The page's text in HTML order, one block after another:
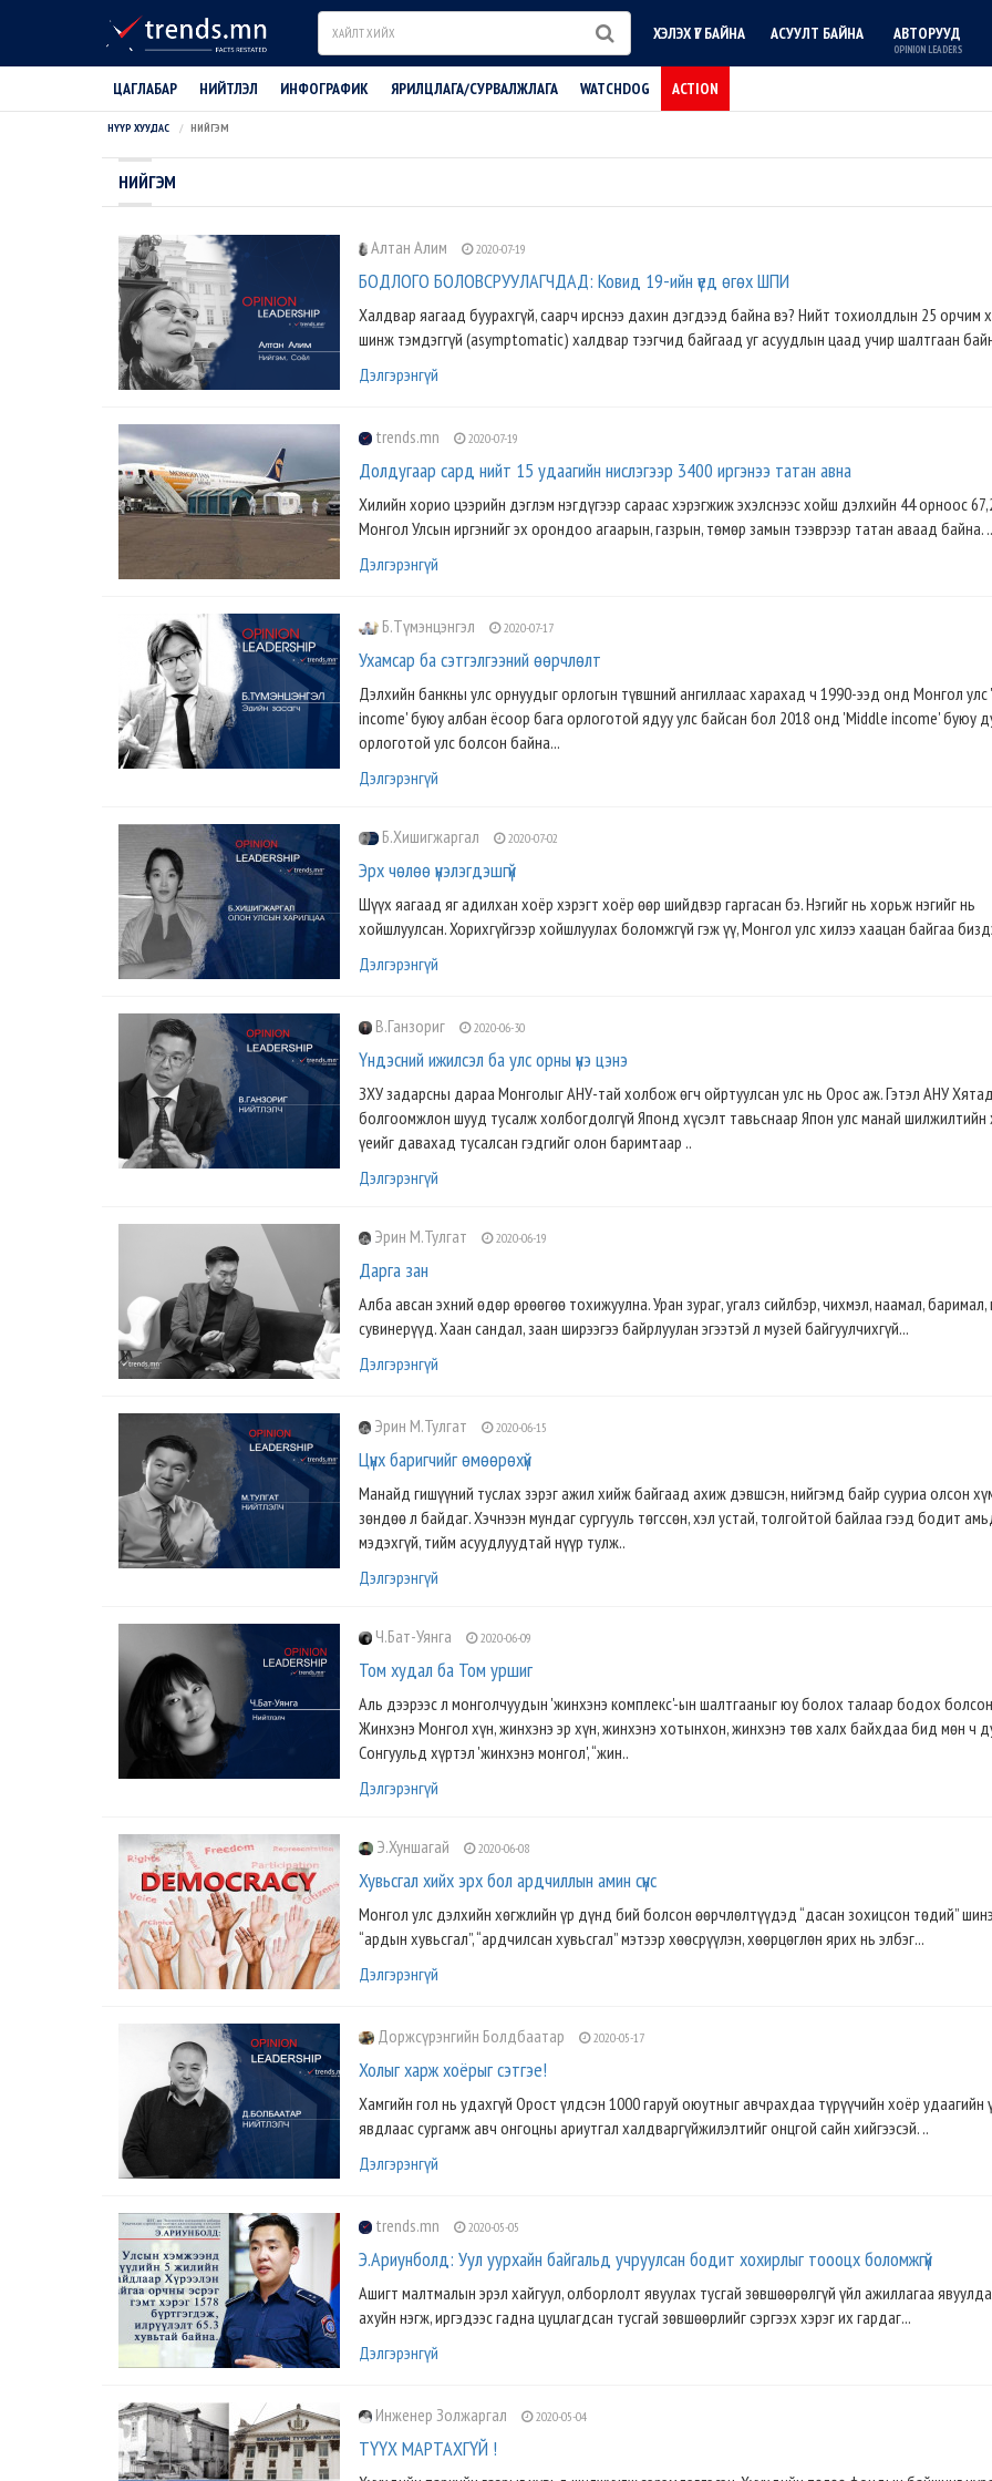
Search ХЭЛЭХ ҮГ БАЙНА АСУУЛТ БАЙНА АВТОРУУД
OPINION LEADERS
ЦАГЛАБАР НИЙТЛЭЛ ИНФОГРАФИК ЯРИЛЦЛАГА/СУРВАЛЖЛАГА WATCHDOG ACTION
НҮҮР ХУУДАС НИЙГЭМ
НИЙГЭМ
Алтан Алим 2020-07-19
БОДЛОГО БОЛОВСРУУЛАГЧДАД: Ковид 19-ийн үед өгөх ШПИ
Халдвар яагаад буурахгүй, саарч ирснээ дахин дэгдээд байна вэ? Нийт тохиолдлын 25 орчим
шинж тэмдэггүй (asymptomatic) халдвар тээгчид байгаад уг асуудлын цаад учир шалтгаан
Дэлгэрэнгүй
trends.mn 2020-07-19
Долдугаар сард нийт 15 удаагийн нислэгээр 3400 иргэнээ татан авна
Хилийн хорио цээрийн дэглэм нэгдүгээр сараас хэрэгжиж эхэлснээс хойш дэлхийн 44 орноос
Монгол Улсын иргэнийг эх орондоо агаарын, газрын, төмөр замын тээврээр татан аваад байна. ..
Дэлгэрэнгүй
Б.Түмэнцэнгэл 2020-07-17
Ухамсар ба сэтгэлгээний өөрчлөлт
Дэлхийн банкны улс орнуудыг орлогын түвшний ангиллаас харахад ч 1990-ээд онд Монгол улс
income' буюу албан ёсоор бага орлоготой ядуу улс байсан бол 2018 онд 'Middle income' буюу
орлоготой улс болсон байна...
Дэлгэрэнгүй
Б.Хишигжаргал 2020-07-02
Эрх чөлөө үнэлэгдэшгүй
Шүүх яагаад яг адилхан хоёр хэрэгт хоёр өөр шийдвэр гаргасан бэ. Нэгийг нь хорьж нэгийг нь
хойшлуулсан. Хорихгүйгээр хойшлуулах боломжгүй гэж үү, Монгол улс хилээ хаацан байгаа
Дэлгэрэнгүй
В.Ганзориг 2020-06-30
Үндэсний ижилсэл ба улс орны үнэ цэнэ
ЗХУ задарсны дараа Монголыг АНУ-тай холбож өгч ойртуулсан улс нь Орос аж. Гэтэл АНУ
болгоомжлон шууд тусалж холбогдолгүй Японд хүсэлт тавьснаар Япон улс манай шилжилтийн
үеийг давахад тусалсан гэдгийг олон баримтаар ..
Дэлгэрэнгүй
Эрин М.Тулгат 2020-06-19
Дарга зан
Алба авсан эхний өдөр өрөөгөө тохижуулна. Уран зураг, угалз сийлбэр, чихмэл, наамал,
сувинерүүд. Хаан сандал, заан ширээгээ байрлуулан эгээтэй л музей байгуулчихгүй...
Дэлгэрэнгүй
Эрин М.Тулгат 2020-06-15
Цүнх баригчийг өмөөрөхүй
Манайд гишүүний туслах зэрэг ажил хийж байгаад ахиж дэвшсэн, нийгэмд байр сууриа олсон
зөндөө л байдаг. Хэчнээн мундаг сургууль төгссөн, хэл устай, толгойтой байлаа гээд бодит
мэдэхгүй, тийм асуудлуудтай нүүр тулж..
Дэлгэрэнгүй
Ч.Бат-Уянга 2020-06-09
Том худал ба Том уршиг
Аль дээрээс л монголчуудын 'жинхэнэ комплекс'-ын шалтгааныг юу болох талаар бодох
Жинхэнэ Монгол хүн, жинхэнэ эр хүн, жинхэнэ хотынхон, жинхэнэ төв халх байхдаа бид мөн ч
Сонгуульд хүртэл 'жинхэнэ монгол', “жин..
Дэлгэрэнгүй
Э.Хуншагай 2020-06-08
Хувьсгал хийх эрх бол ардчиллын амин сүнс
Монгол улс дэлхийн хөгжлийн үр дүнд бий болсон өөрчлөлтүүдэд “дасан зохицсон төдий”
“ардын хувьсгал”, “ардчилсан хувьсгал” мэтээр хөөсрүүлэн, хөөрцөглөн ярих нь элбэг...
Дэлгэрэнгүй
Доржсүрэнгийн Болдбаатар 2020-05-17
Холыг харж хоёрыг сэтгэе!
Хамгийн гол нь удахгүй Орост үлдсэн 1000 гаруй оюутныг авчрахдаа түрүүчийн хоёр удаагийн
явдлаас сургамж авч онгоцны ариутгал халдваргүйжилэлтийг онцгой сайн хийгээсэй. ..
Дэлгэрэнгүй
trends.mn 2020-05-05
Э.Ариунболд: Уул уурхайн байгальд учруулсан бодит хохирлыг тоооцх боломжгүй
Ашигт малтмалын эрэл хайгуул, олборлолт явуулах тусгай зөвшөөрөлгүй үйл ажиллагаа
ахуйн нэгж, иргэдээс гадна цуцлагдсан тусгай зөвшөөрлийг сэргээх хэрэг их гардаг...
Дэлгэрэнгүй
Инженер Золжаргал 2020-05-04
ТҮҮХ МАРТАХГҮЙ !